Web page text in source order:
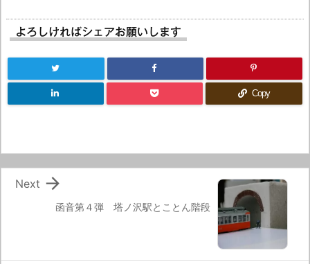
よろしければシェアお願いします
Copy
函音第４弾 塔ノ沢駅とことん階段

Next